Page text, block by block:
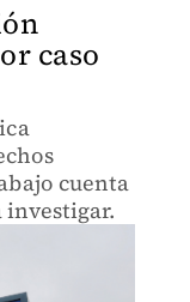
caso
cuenta
investigar.